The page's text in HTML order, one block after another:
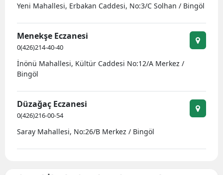
Yeni Mahallesi, Erbakan Caddesi, No:3/C Solhan / Bingöl
Menekşe Eczanesi
0(426)214-40-40
İnönü Mahallesi, Kültür Caddesi No:12/A Merkez /
Bingöl
Düzağaç Eczanesi
0(426)216-00-54
Saray Mahallesi, No:26/B Merkez / Bingöl